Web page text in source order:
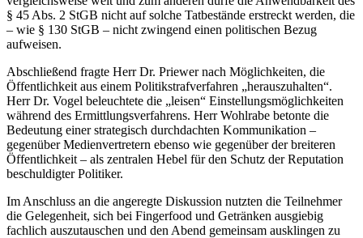
§ 45 Abs. 2 StGB nicht auf solche Tatbestände erstreckt werden, die
– wie § 130 StGB – nicht zwingend einen politischen Bezug
aufweisen.
Abschließend fragte Herr Dr. Priewer nach Möglichkeiten, die
Öffentlichkeit aus einem Politikstrafverfahren „herauszuhalten“.
Herr Dr. Vogel beleuchtete die „leisen“ Einstellungsmöglichkeiten
während des Ermittlungsverfahrens. Herr Wohlrabe betonte die
Bedeutung einer strategisch durchdachten Kommunikation –
gegenüber Medienvertretern ebenso wie gegenüber der breiteren
Öffentlichkeit – als zentralen Hebel für den Schutz der Reputation
beschuldigter Politiker.
Im Anschluss an die angeregte Diskussion nutzten die Teilnehmer
die Gelegenheit, sich bei Fingerfood und Getränken ausgiebig
fachlich auszutauschen und den Abend gemeinsam ausklingen zu